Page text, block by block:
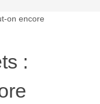
on encore
: